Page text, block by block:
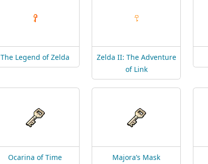
The Legend of Zelda
Zelda II: The Adventure
of Link
Ocarina of Time Majora’s Mask